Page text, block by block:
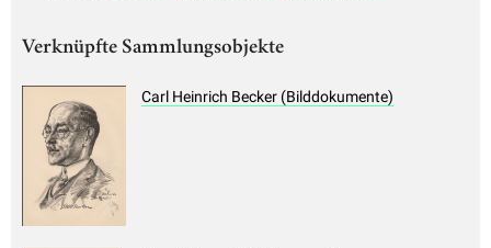
Verknüpfte Sammlungsobjekte
Carl Heinrich Becker (Bilddokumente)